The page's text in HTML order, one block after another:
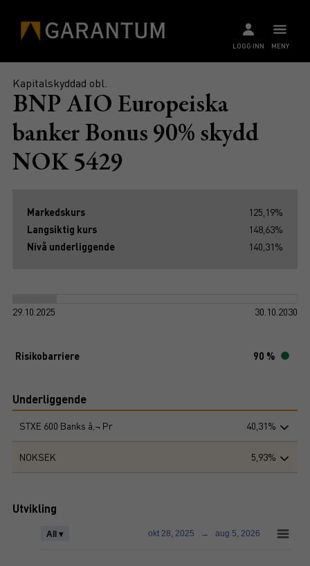
MENY
LOGG INN
Kapitalskyddad obl.
BNP AIO Europeiska
banker Bonus 90% skydd
NOK 5429
Markedskurs
125,19%
Langsiktig kurs
148,63%
Nivå underliggende
140,31%
29.10.2025 30.10.2030
Risikobarriere 90 %
Underliggende
STXE 600 Banks â‚¬ Pr 40,31%
NOKSEK 5,93%
Utvikling
All ▾ okt 28, 2025 → aug 5, 2026